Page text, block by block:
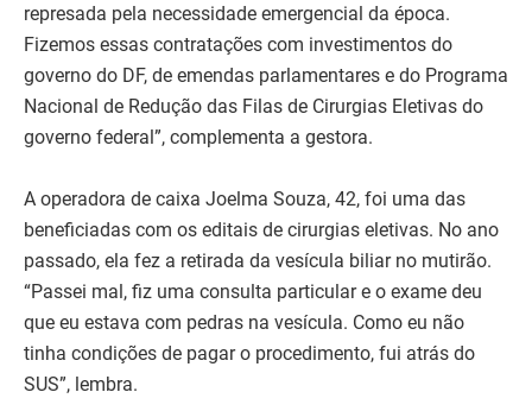
represada pela necessidade emergencial da época.
Fizemos essas contratações com investimentos do
governo do DF, de emendas parlamentares e do Programa
Nacional de Redução das Filas de Cirurgias Eletivas do
governo federal”, complementa a gestora.
A operadora de caixa Joelma Souza, 42, foi uma das
beneficiadas com os editais de cirurgias eletivas. No ano
passado, ela fez a retirada da vesícula biliar no mutirão.
“Passei mal, fiz uma consulta particular e o exame deu
que eu estava com pedras na vesícula. Como eu não
tinha condições de pagar o procedimento, fui atrás do
SUS”, lembra.